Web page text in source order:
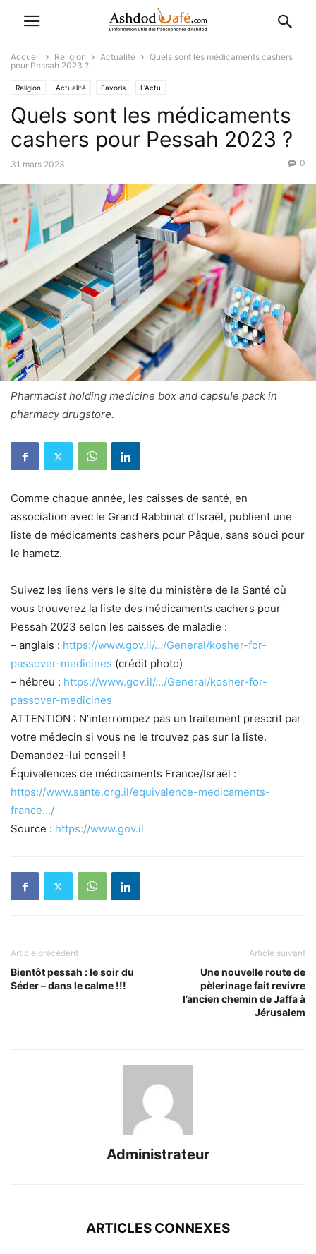
Accueil Religion Actualité
Quels sont les médicaments cashers
pour Pessah 2023 ?
Religion Actualité Favoris L'Actu
Quels sont les médicaments
cashers pour Pessah 2023 ?
31 mars 2023 0
Pharmacist holding medicine box and capsule pack in
pharmacy drugstore.
Comme chaque année, les caisses de santé, en
association avec le Grand Rabbinat d’Israël, publient une
liste de médicaments cashers pour Pâque, sans souci pour
le hametz.
Suivez les liens vers le site du ministère de la Santé où
vous trouverez la liste des médicaments cachers pour
Pessah 2023 selon les caisses de maladie :
– anglais : https://www.gov.il/…/General/kosher-for-
passover-medicines (crédit photo)
– hébreu : https://www.gov.il/…/General/kosher-for-
passover-medicines
ATTENTION : N’interrompez pas un traitement prescrit par
votre médecin si vous ne le trouvez pas sur la liste.
Demandez-lui conseil !
Équivalences de médicaments France/Israël :
https://www.sante.org.il/equivalence-medicaments-
france…/
Source : https://www.gov.il
Article précédent
Bientôt pessah : le soir du
Séder – dans le calme !!!
Article suivant
Une nouvelle route de
pèlerinage fait revivre
l’ancien chemin de Jaffa à
Jérusalem
Administrateur
ARTICLES CONNEXES